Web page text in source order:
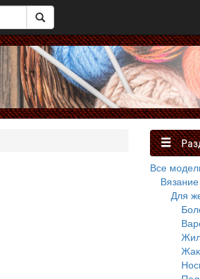
Все
Для